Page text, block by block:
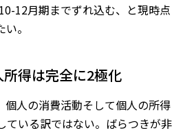
12月期までずれ込む、と現時点
。
得は完全に2極化
個人の消費活動そして個人の所得
ている訳ではない。ばらつきが非